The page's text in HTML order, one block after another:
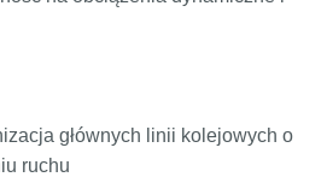
głównych linii kolejowych o
ruchu